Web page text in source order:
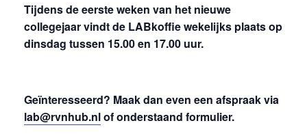
Tijdens de eerste weken van het nieuwe
collegejaar vindt de LABkoffie wekelijks plaats op
dinsdag tussen 15.00 en 17.00 uur.
Geïnteresseerd? Maak dan even een afspraak via
lab@rvnhub.nlof onderstaand formulier.